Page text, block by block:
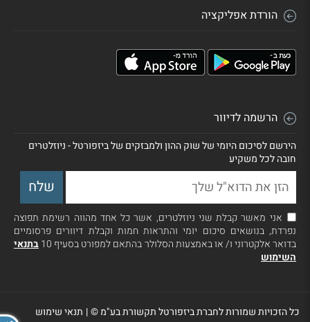
הורדת אפליקציה
הרשמה לדיוור
הירשם לסיכום היומי של שוק ההון ולמבזקים של ביזפורטל - ניוזלטרים
חובה לכל משקיע
אני מאשר קבלת שני ניוזלטרים, אשר כל אחד מהווה רשימת תפוצה
נפרדת, בנושאים סיכום יומי והתראות חמות וקבלת דיוורים פרסומיים
בדואר אלקטרוני ו/ או באמצעות הסלולר בהתאם למפורט בסעיף 10
בתנאי
השימוש
כל הזכויות שמורות לחברת ביזפורטל תקשורת בע"מ ©| תנאי שימוש